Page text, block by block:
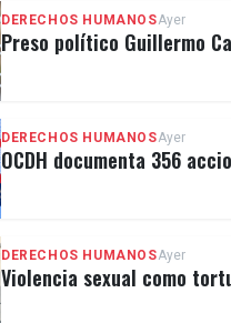
DERECHOS HUMANOSAyer
Preso político Guillermo
DERECHOS HUMANOSAyer
OCDH documenta 356
DERECHOS HUMANOSAyer
Violencia sexual como